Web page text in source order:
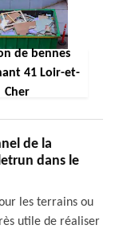
de bennes
41 Loir-et-
Cher
de la
dans le
les terrains ou
utile de réaliser